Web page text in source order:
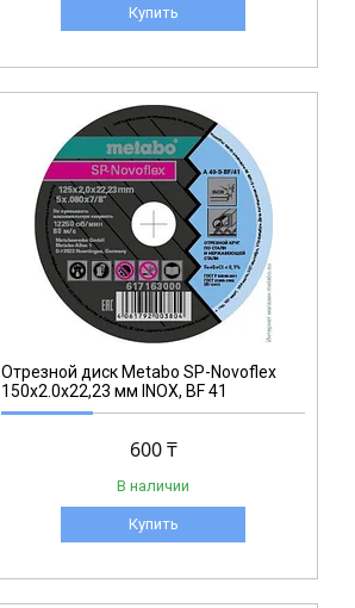
Купить
Отрезной диск Metabo SP-Novoflex
150x2.0x22,23 мм INOX, BF 41
600 ₸
В наличии
Купить